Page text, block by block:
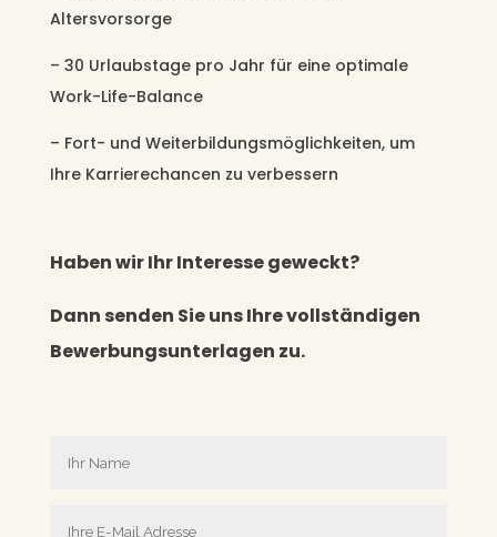
Altersvorsorge
– 30 Urlaubstage pro Jahr für eine optimale
Work-Life-Balance
– Fort- und Weiterbildungsmöglichkeiten, um
Ihre Karrierechancen zu verbessern
Haben wir Ihr Interesse geweckt?
Dann senden Sie uns Ihre vollständigen
Bewerbungsunterlagen zu.